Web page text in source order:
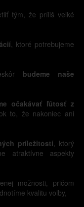
tým, že príliš veľké
, ktoré potrebujeme
budeme naše
očakávať ľútosť z
to, že nakoniec ani
príležitostí, ktorý
atraktívne aspekty
možnosti, pričom
kvalitu voľby,